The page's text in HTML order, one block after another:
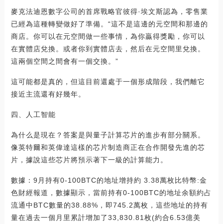
麥克法迪恩數字公司的首席戰略官彼得·埃文斯認為，零售業
已經為這種轉變做好了準備。“這不是這邊的元空間和那邊的
商店。你可以在元空間做一些事情，為你贏得獎勵，你可以
在實體店兌換。或者你到實體店去，然后在元空間里兌換。
這兩個空間之間會有一個交換。”
這可能都是真的，但這目前還處于一個形成階段，我們離它
接近主流還有好幾年。
四、人工智能
為什么是現在？答案是與量子計算芯片的進步有部分關系。
像英特爾和英偉達這樣的芯片制造商正在合作開發先進的芯
片，據說這些芯片將預示著下一級的計算能力。
數據：9月持有0-100BTC的地址增持約 3.38萬枚比特幣:金
色財經報道，數據顯示，當前持有0-100BTC的地址余額約占
流通中BTC數量的38.88%，即745.2萬枚，這些地址的持有
量在過去一個月里累計增加了33,830.81枚(約合6.53億美